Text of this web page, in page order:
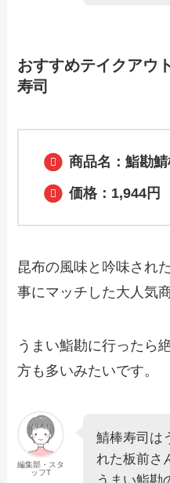
おすすめテイクアウ
寿司
商品名：鮨勘鯖
価格：1,944円
昆布の風味と吟味され
事にマッチした大人気
うまい鮨勘に行ったら
方も多いみたいです。
編集部・スタ
ッフT
鯖棒寿司は
れた板前さ